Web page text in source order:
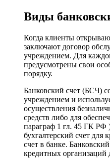
Виды
Когда клиенты
заключают договор
учреждением. Для
предусмотрены свои
порядку.
Банковский счет (БСЧ)
учреждением и
осуществления
средств либо для
параграф 1 гл. 45 ГК РФ
бухгалтерский счет для
счет в банке.
кредитных организаций